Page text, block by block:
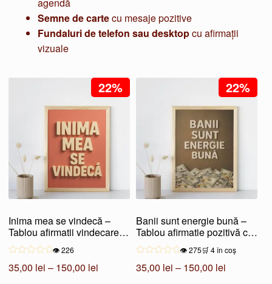
Semne de cartecu mesaje pozitive
Fundaluri de telefon sau desktopcu afirmații
vizuale
22%
Inima mea se vindecă –
Tablou afirmatii vindecare
emoțională👁️ 226
35,00 lei – 150,00 lei
22%
Banii sunt energie bună –
Tablou afirmatie pozitivă cu
abundența👁️ 275🛒 4 în coș
35,00 lei – 150,00 lei